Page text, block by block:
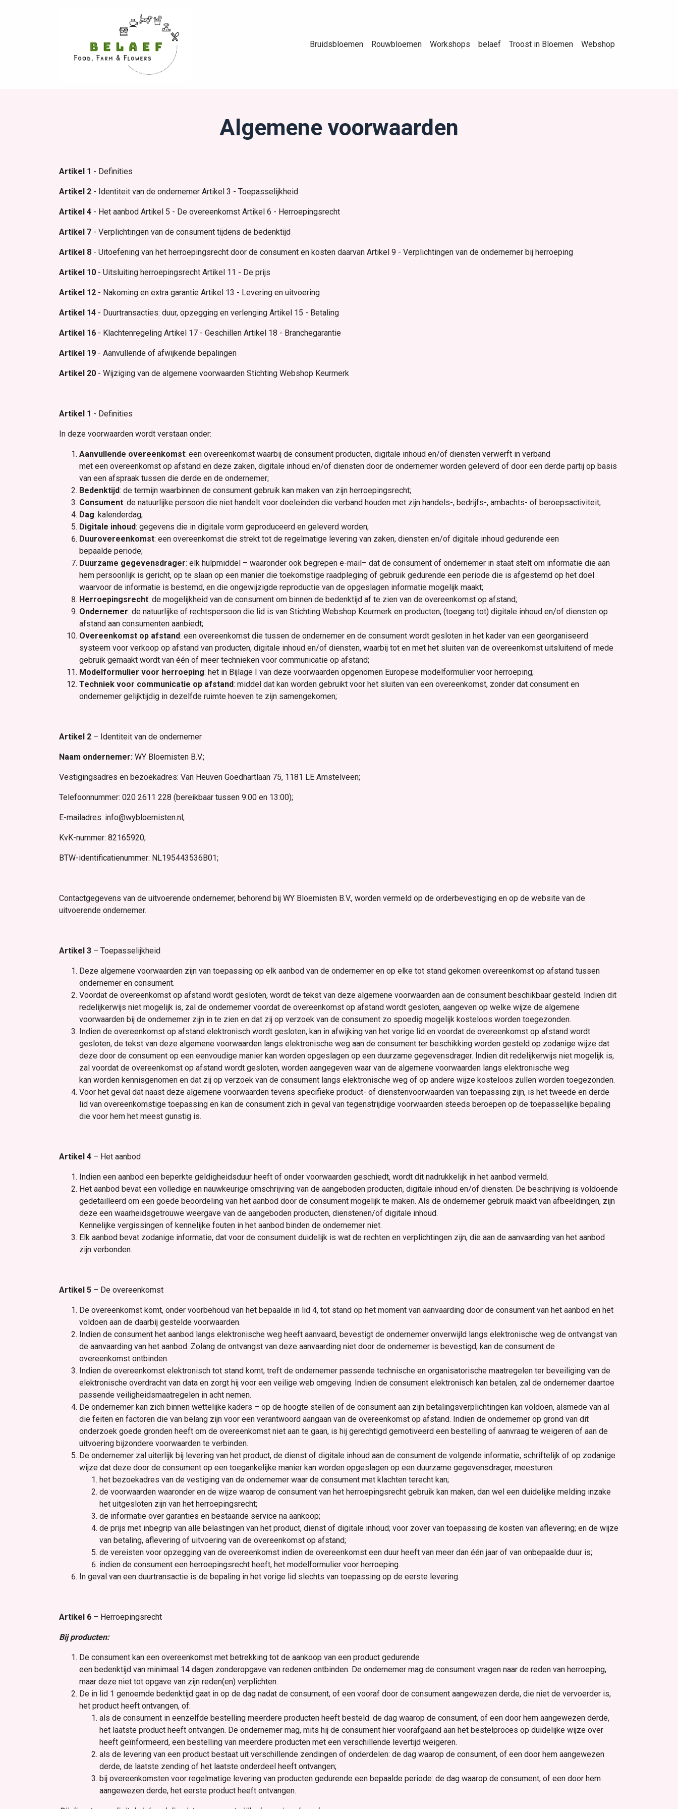
Bruidsbloemen Rouwbloemen Workshops belaef Troost in Bloemen Webshop
Algemene voorwaarden
Artikel 1 - Definities
Artikel 2 - Identiteit van de ondernemer Artikel 3 - Toepasselijkheid
Artikel 4 - Het aanbod Artikel 5 - De overeenkomst Artikel 6 - Herroepingsrecht
Artikel 7 - Verplichtingen van de consument tijdens de bedenktijd
Artikel 8 - Uitoefening van het herroepingsrecht door de consument en kosten daarvan Artikel 9 - Verplichtingen van de ondernemer bij herroeping
Artikel 10 - Uitsluiting herroepingsrecht Artikel 11 - De prijs
Artikel 12 - Nakoming en extra garantie Artikel 13 - Levering en uitvoering
Artikel 14 - Duurtransacties: duur, opzegging en verlenging Artikel 15 - Betaling
Artikel 16 - Klachtenregeling Artikel 17 - Geschillen Artikel 18 - Branchegarantie
Artikel 19 - Aanvullende of afwijkende bepalingen
Artikel 20 - Wijziging van de algemene voorwaarden Stichting Webshop Keurmerk
Artikel 1 - Definities
In deze voorwaarden wordt verstaan onder:
Aanvullende overeenkomst: een overeenkomst waarbij de consument producten, digitale inhoud en/of diensten verwerft in verband
met een overeenkomst op afstand en deze zaken, digitale inhoud en/of diensten door de ondernemer worden geleverd of door een derde partij op basis
van een afspraak tussen die derde en de ondernemer;
Bedenktijd: de termijn waarbinnen de consument gebruik kan maken van zijn herroepingsrecht;
Consument: de natuurlijke persoon die niet handelt voor doeleinden die verband houden met zijn handels-, bedrijfs-, ambachts- of beroepsactiviteit;
Dag: kalenderdag;
Digitale inhoud: gegevens die in digitale vorm geproduceerd en geleverd worden;
Duurovereenkomst: een overeenkomst die strekt tot de regelmatige levering van zaken, diensten en/of digitale inhoud gedurende een
bepaalde periode;
Duurzame gegevensdrager: elk hulpmiddel – waaronder ook begrepen e-mail– dat de consument of ondernemer in staat stelt om informatie die aan
hem persoonlijk is gericht, op te slaan op een manier die toekomstige raadpleging of gebruik gedurende een periode die is afgestemd op het doel
waarvoor de informatie is bestemd, en die ongewijzigde reproductie van de opgeslagen informatie mogelijk maakt;
Herroepingsrecht: de mogelijkheid van de consument om binnen de bedenktijd af te zien van de overeenkomst op afstand;
Ondernemer: de natuurlijke of rechtspersoon die lid is van Stichting Webshop Keurmerk en producten, (toegang tot) digitale inhoud en/of diensten op
afstand aan consumenten aanbiedt;
Overeenkomst op afstand: een overeenkomst die tussen de ondernemer en de consument wordt gesloten in het kader van een georganiseerd
systeem voor verkoop op afstand van producten, digitale inhoud en/of diensten, waarbij tot en met het sluiten van de overeenkomst uitsluitend of mede
gebruik gemaakt wordt van één of meer technieken voor communicatie op afstand;
Modelformulier voor herroeping: het in Bijlage I van deze voorwaarden opgenomen Europese modelformulier voor herroeping;
Techniek voor communicatie op afstand: middel dat kan worden gebruikt voor het sluiten van een overeenkomst, zonder dat consument en
ondernemer gelijktijdig in dezelfde ruimte hoeven te zijn samengekomen;
Artikel 2 – Identiteit van de ondernemer
Naam ondernemer: WY Bloemisten B.V.;
Vestigingsadres en bezoekadres: Van Heuven Goedhartlaan 75, 1181 LE Amstelveen;
Telefoonnummer: 020 2611 228 (bereikbaar tussen 9:00 en 13:00);
E-mailadres: info@wybloemisten.nl;
KvK-nummer: 82165920;
BTW-identificatienummer: NL195443536B01;
Contactgegevens van de uitvoerende ondernemer, behorend bij WY Bloemisten B.V., worden vermeld op de orderbevestiging en op de website van de
uitvoerende ondernemer.
Artikel 3 – Toepasselijkheid
Deze algemene voorwaarden zijn van toepassing op elk aanbod van de ondernemer en op elke tot stand gekomen overeenkomst op afstand tussen
ondernemer en consument.
Voordat de overeenkomst op afstand wordt gesloten, wordt de tekst van deze algemene voorwaarden aan de consument beschikbaar gesteld. Indien dit
redelijkerwijs niet mogelijk is, zal de ondernemer voordat de overeenkomst op afstand wordt gesloten, aangeven op welke wijze de algemene
voorwaarden bij de ondernemer zijn in te zien en dat zij op verzoek van de consument zo spoedig mogelijk kosteloos worden toegezonden.
Indien de overeenkomst op afstand elektronisch wordt gesloten, kan in afwijking van het vorige lid en voordat de overeenkomst op afstand wordt
gesloten, de tekst van deze algemene voorwaarden langs elektronische weg aan de consument ter beschikking worden gesteld op zodanige wijze dat
deze door de consument op een eenvoudige manier kan worden opgeslagen op een duurzame gegevensdrager. Indien dit redelijkerwijs niet mogelijk is,
zal voordat de overeenkomst op afstand wordt gesloten, worden aangegeven waar van de algemene voorwaarden langs elektronische weg
kan worden kennisgenomen en dat zij op verzoek van de consument langs elektronische weg of op andere wijze kosteloos zullen worden toegezonden.
Voor het geval dat naast deze algemene voorwaarden tevens specifieke product- of dienstenvoorwaarden van toepassing zijn, is het tweede en derde
lid van overeenkomstige toepassing en kan de consument zich in geval van tegenstrijdige voorwaarden steeds beroepen op de toepasselijke bepaling
die voor hem het meest gunstig is.
Artikel 4 – Het aanbod
Indien een aanbod een beperkte geldigheidsduur heeft of onder voorwaarden geschiedt, wordt dit nadrukkelijk in het aanbod vermeld.
Het aanbod bevat een volledige en nauwkeurige omschrijving van de aangeboden producten, digitale inhoud en/of diensten. De beschrijving is voldoende
gedetailleerd om een goede beoordeling van het aanbod door de consument mogelijk te maken. Als de ondernemer gebruik maakt van afbeeldingen, zijn
deze een waarheidsgetrouwe weergave van de aangeboden producten, dienstenen/of digitale inhoud.
Kennelijke vergissingen of kennelijke fouten in het aanbod binden de ondernemer niet.
Elk aanbod bevat zodanige informatie, dat voor de consument duidelijk is wat de rechten en verplichtingen zijn, die aan de aanvaarding van het aanbod
zijn verbonden.
Artikel 5 – De overeenkomst
De overeenkomst komt, onder voorbehoud van het bepaalde in lid 4, tot stand op het moment van aanvaarding door de consument van het aanbod en het
voldoen aan de daarbij gestelde voorwaarden.
Indien de consument het aanbod langs elektronische weg heeft aanvaard, bevestigt de ondernemer onverwijld langs elektronische weg de ontvangst van
de aanvaarding van het aanbod. Zolang de ontvangst van deze aanvaarding niet door de ondernemer is bevestigd, kan de consument de
overeenkomst ontbinden.
Indien de overeenkomst elektronisch tot stand komt, treft de ondernemer passende technische en organisatorische maatregelen ter beveiliging van de
elektronische overdracht van data en zorgt hij voor een veilige web omgeving. Indien de consument elektronisch kan betalen, zal de ondernemer daartoe
passende veiligheidsmaatregelen in acht nemen.
De ondernemer kan zich binnen wettelijke kaders – op de hoogte stellen of de consument aan zijn betalingsverplichtingen kan voldoen, alsmede van al
die feiten en factoren die van belang zijn voor een verantwoord aangaan van de overeenkomst op afstand. Indien de ondernemer op grond van dit
onderzoek goede gronden heeft om de overeenkomst niet aan te gaan, is hij gerechtigd gemotiveerd een bestelling of aanvraag te weigeren of aan de
uitvoering bijzondere voorwaarden te verbinden.
De ondernemer zal uiterlijk bij levering van het product, de dienst of digitale inhoud aan de consument de volgende informatie, schriftelijk of op zodanige
wijze dat deze door de consument op een toegankelijke manier kan worden opgeslagen op een duurzame gegevensdrager, meesturen:
het bezoekadres van de vestiging van de ondernemer waar de consument met klachten terecht kan;
de voorwaarden waaronder en de wijze waarop de consument van het herroepingsrecht gebruik kan maken, dan wel een duidelijke melding inzake
het uitgesloten zijn van het herroepingsrecht;
de informatie over garanties en bestaande service na aankoop;
de prijs met inbegrip van alle belastingen van het product, dienst of digitale inhoud; voor zover van toepassing de kosten van aflevering; en de wijze
van betaling, aflevering of uitvoering van de overeenkomst op afstand;
de vereisten voor opzegging van de overeenkomst indien de overeenkomst een duur heeft van meer dan één jaar of van onbepaalde duur is;
indien de consument een herroepingsrecht heeft, het modelformulier voor herroeping.
In geval van een duurtransactie is de bepaling in het vorige lid slechts van toepassing op de eerste levering.
Artikel 6 – Herroepingsrecht
Bij producten:
De consument kan een overeenkomst met betrekking tot de aankoop van een product gedurende
een bedenktijd van minimaal 14 dagen zonderopgave van redenen ontbinden. De ondernemer mag de consument vragen naar de reden van herroeping,
maar deze niet tot opgave van zijn reden(en) verplichten.
De in lid 1 genoemde bedenktijd gaat in op de dag nadat de consument, of een vooraf door de consument aangewezen derde, die niet de vervoerder is,
het product heeft ontvangen, of:
als de consument in eenzelfde bestelling meerdere producten heeft besteld: de dag waarop de consument, of een door hem aangewezen derde,
het laatste product heeft ontvangen. De ondernemer mag, mits hij de consument hier voorafgaand aan het bestelproces op duidelijke wijze over
heeft geïnformeerd, een bestelling van meerdere producten met een verschillende levertijd weigeren.
als de levering van een product bestaat uit verschillende zendingen of onderdelen: de dag waarop de consument, of een door hem aangewezen
derde, de laatste zending of het laatste onderdeel heeft ontvangen;
bij overeenkomsten voor regelmatige levering van producten gedurende een bepaalde periode: de dag waarop de consument, of een door hem
aangewezen derde, het eerste product heeft ontvangen.